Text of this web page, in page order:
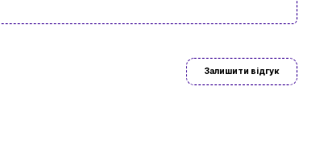
Залишити відгук